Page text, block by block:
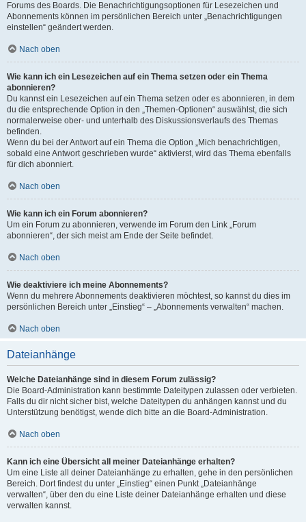
Forums des Boards. Die Benachrichtigungsoptionen für Lesezeichen und
Abonnements können im persönlichen Bereich unter „Benachrichtigungen
einstellen“ geändert werden.
Nach oben
Wie kann ich ein Lesezeichen auf ein Thema setzen oder ein Thema
abonnieren?
Du kannst ein Lesezeichen auf ein Thema setzen oder es abonnieren, in dem
du die entsprechende Option in den „Themen-Optionen“ auswählst, die sich
normalerweise ober- und unterhalb des Diskussionsverlaufs des Themas
befinden.
Wenn du bei der Antwort auf ein Thema die Option „Mich benachrichtigen,
sobald eine Antwort geschrieben wurde“ aktivierst, wird das Thema ebenfalls
für dich abonniert.
Nach oben
Wie kann ich ein Forum abonnieren?
Um ein Forum zu abonnieren, verwende im Forum den Link „Forum
abonnieren“, der sich meist am Ende der Seite befindet.
Nach oben
Wie deaktiviere ich meine Abonnements?
Wenn du mehrere Abonnements deaktivieren möchtest, so kannst du dies im
persönlichen Bereich unter „Einstieg“ – „Abonnements verwalten“ machen.
Nach oben
Dateianhänge
Welche Dateianhänge sind in diesem Forum zulässig?
Die Board-Administration kann bestimmte Dateitypen zulassen oder verbieten.
Falls du dir nicht sicher bist, welche Dateitypen du anhängen kannst und du
Unterstützung benötigst, wende dich bitte an die Board-Administration.
Nach oben
Kann ich eine Übersicht all meiner Dateianhänge erhalten?
Um eine Liste all deiner Dateianhänge zu erhalten, gehe in den persönlichen
Bereich. Dort findest du unter „Einstieg“ einen Punkt „Dateianhänge
verwalten“, über den du eine Liste deiner Dateianhänge erhalten und diese
verwalten kannst.